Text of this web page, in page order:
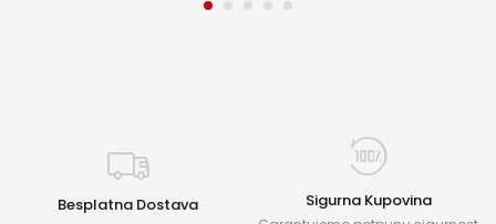
Besplatna Dostava Sigurna Kupovina